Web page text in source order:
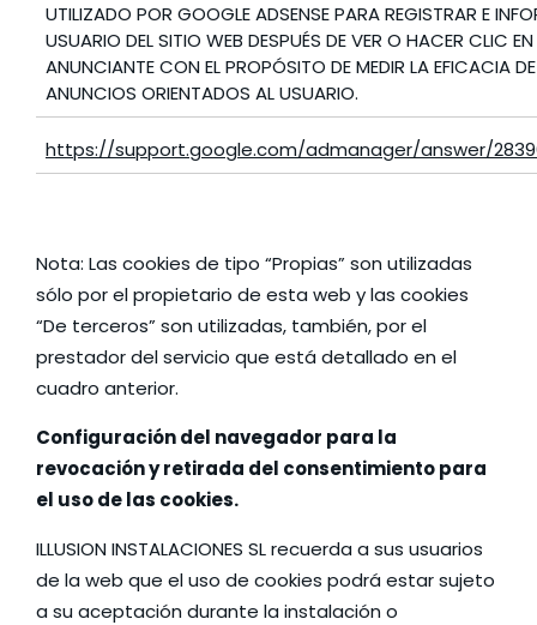
UTILIZADO POR GOOGLE ADSENSE PARA REGISTRAR E
USUARIO DEL SITIO WEB DESPUÉS DE VER O HACER CLIC
ANUNCIANTE CON EL PROPÓSITO DE MEDIR LA EFICACIA
ANUNCIOS ORIENTADOS AL USUARIO.
https://support.google.com/admanager/answer/
Nota: Las cookies de tipo “Propias” son utilizadas
sólo por el propietario de esta web y las cookies
“De terceros” son utilizadas, también, por el
prestador del servicio que está detallado en el
cuadro anterior.
Configuración del navegador para la
revocación y retirada del consentimiento para
el uso de las cookies.
ILLUSION INSTALACIONES SL recuerda a sus usuarios
de la web que el uso de cookies podrá estar sujeto
a su aceptación durante la instalación o